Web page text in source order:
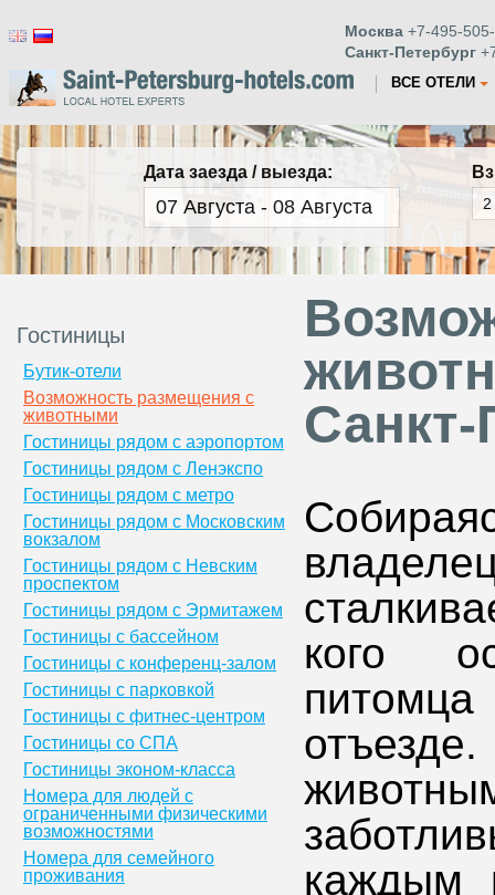
Москва +7-495-
Санкт-Петербург
ВСЕ ОТЕЛИ
Дата заезда / выезда:
Гостиницы
Бутик-отели
Возможность размещения с
животными
Гостиницы рядом с аэропортом
Гостиницы рядом с Ленэкспо
Гостиницы рядом с метро
Гостиницы рядом с Московским
вокзалом
Гостиницы рядом с Невским
проспектом
Гостиницы рядом с Эрмитажем
Гостиницы с бассейном
Гостиницы с конференц-залом
Гостиницы с парковкой
Гостиницы с фитнес-центром
Гостиницы со СПА
Гостиницы эконом-класса
Номера для людей с
ограниченными физическими
возможностями
Номера для семейного
проживания
Санкт-
кого
каждым